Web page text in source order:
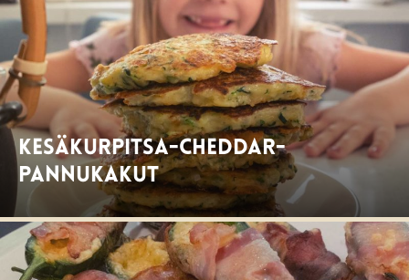
Kesäkurpitsa-cheddar-
pannukakut